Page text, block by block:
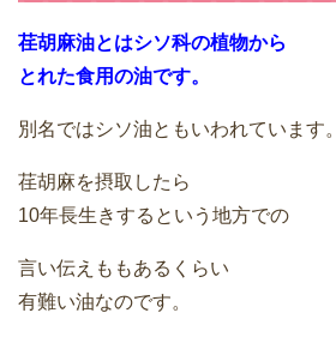
荏胡麻油とはシソ科の植物から
とれた食用の油です。
別名ではシソ油ともいわれています。
荏胡麻を摂取したら
10年長生きするという地方での
言い伝えももあるくらい
有難い油なのです。